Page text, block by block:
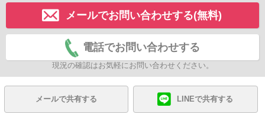
メールでお問い合わせする(無料)
電話でお問い合わせする
現況の確認はお気軽にお問い合わせください。
メールで共有する LINEで共有する